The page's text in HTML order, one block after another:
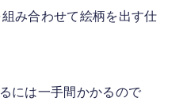
み合わせて絵柄を出す仕
には一手間かかるので